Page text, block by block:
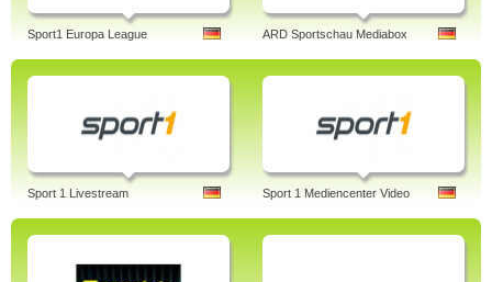
Sport1 Europa League ARD Sportschau Mediabox
Sport 1 Livestream Sport 1 Mediencenter Video